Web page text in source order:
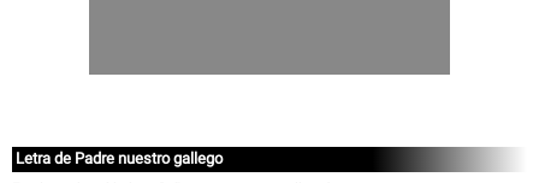
Letra de Padre nuestro gallego